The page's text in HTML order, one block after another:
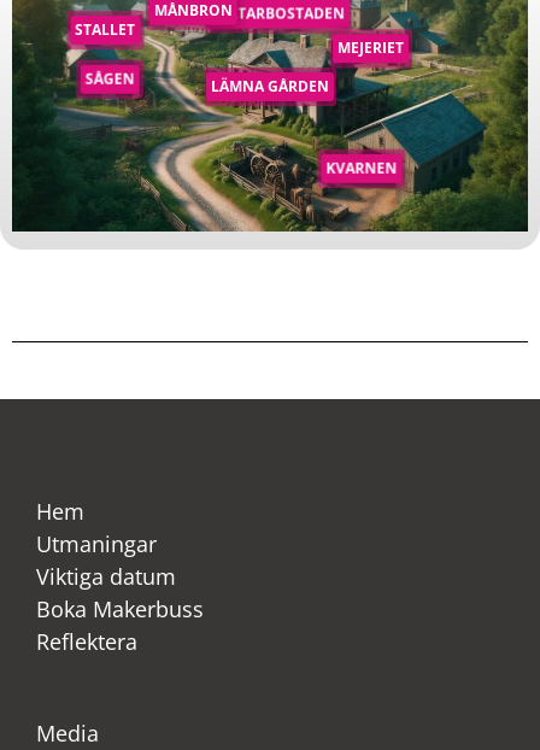
LÄMNA GÅRDEN
SÅGEN
KVARNEN
STATARBOSTADEN
MÅNBRON
MEJERIET
STALLET
Hem
Utmaningar
Viktiga datum
Boka Makerbuss
Reflektera
Media